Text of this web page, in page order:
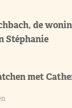
de
Stéphanie
met